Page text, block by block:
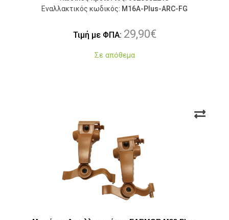
Εναλλακτικός κωδικός: M16A-Plus-ARC-FG
Τιμή με ΦΠΑ: 29,90€
Σε απόθεμα